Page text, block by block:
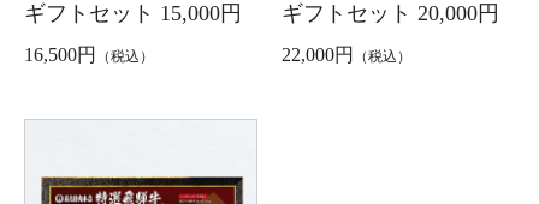
ギフトセット 15,000円
16,500円 （税込）
ギフトセット 20,000円
22,000円 （税込）